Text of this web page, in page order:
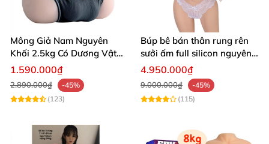
Mông Giả Nam Nguyên
Khối 2.5kg Có Dương Vật
Silicon 4cm Siêu Mềm Chân
1.590.000₫
2.890.000₫
-45%
(123)
Búp bê bán thân rung rên
sưởi ấm full silicon nguyên
khối
4.950.000₫
9.000.000₫
-45%
(115)